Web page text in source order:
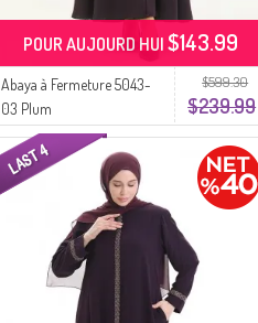
$599.30
$239.99
Abaya à Fermeture 5043-
03 Plum
POUR AUJOURD HUI $143.99